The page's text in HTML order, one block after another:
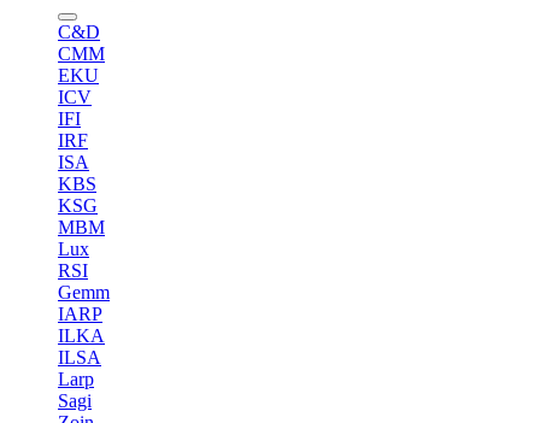
C&D
CMM
EKU
ICV
IFI
IRF
ISA
KBS
KSG
MBM
Lux
RSI
Gemm
IARP
ILKA
ILSA
Larp
Sagi